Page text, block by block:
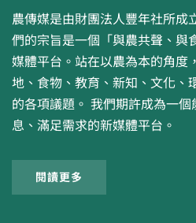
農傳媒是由財團法人豐年社所
們的宗旨是一個「與農共聲、
媒體平台。站在以農為本的角
地、食物、教育、新知、文化
的各項議題。 我們期許成為一
息、滿足需求的新媒體平台。
閱讀更多